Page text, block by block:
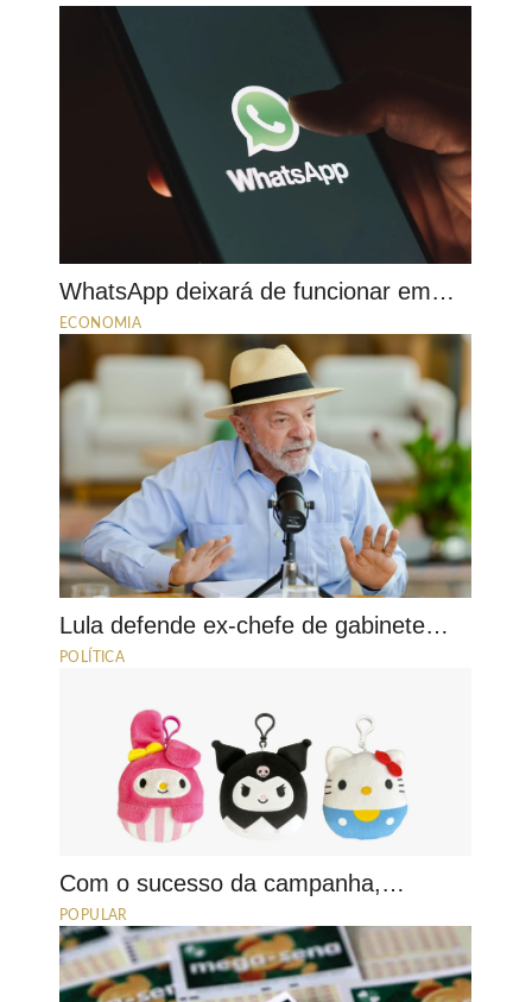
WhatsApp deixará de funcionar em…
ECONOMIA
Lula defende ex-chefe de gabinete…
POLÍTICA
Com o sucesso da campanha,…
POPULAR